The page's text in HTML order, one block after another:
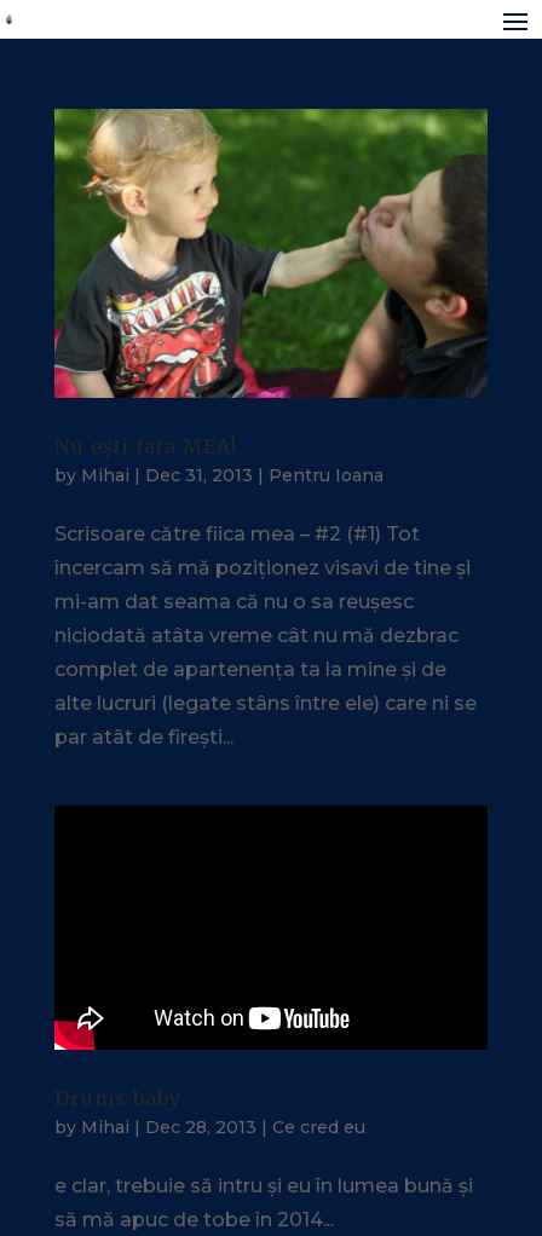
Nu ești fata MEA!
by Mihai | Dec 31, 2013 | Pentru Ioana
Scrisoare către fiica mea – #2 (#1) Tot
încercam să mă poziționez visavi de tine și
mi-am dat seama că nu o sa reușesc
niciodată atâta vreme cât nu mă dezbrac
complet de apartenența ta la mine și de
alte lucruri (legate stâns între ele) care ni se
par atât de firești...
Drums baby
by Mihai | Dec 28, 2013 | Ce cred eu
e clar, trebuie să intru și eu în lumea bună și
să mă apuc de tobe în 2014...